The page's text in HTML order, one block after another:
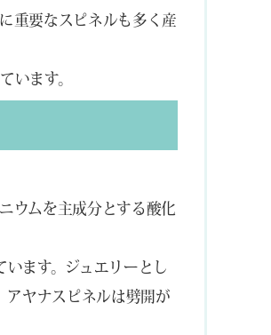
重要なスピネルも多く産
います。
ウムを主成分とする酸化
ます。ジュエリーとし
アヤナスピネルは劈開が